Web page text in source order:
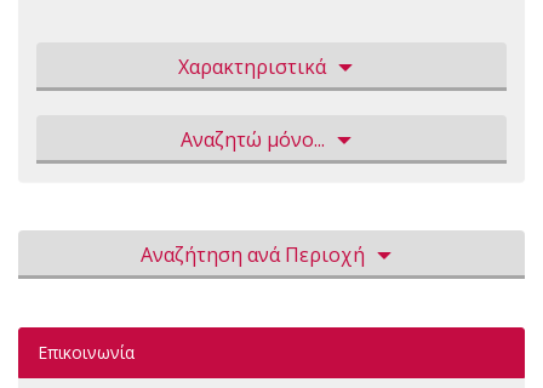
Χαρακτηριστικά
Αναζητώ μόνο...
Αναζήτηση ανά Περιοχή
Επικοινωνία